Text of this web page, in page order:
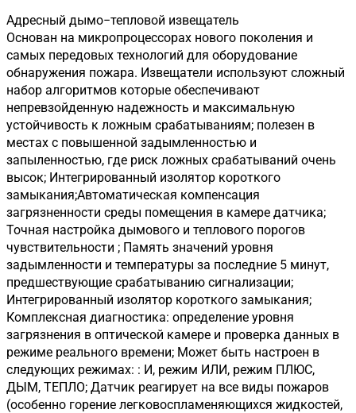
Адресный дымо−тепловой извещатель
Основан на микропроцессорах нового поколения и
самых передовых технологий для оборудование
обнаружения пожара. Извещатели используют сложный
набор алгоритмов которые обеспечивают
непревзойденную надежность и максимальную
устойчивость к ложным срабатываниям; полезен в
местах с повышенной задымленностью и
запыленностью, где риск ложных срабатываний очень
высок; Интегрированный изолятор короткого
замыкания;Автоматическая компенсация
загрязненности среды помещения в камере датчика;
Точная настройка дымового и теплового порогов
чувствительности ; Память значений уровня
задымленности и температуры за последние 5 минут,
предшествующие срабатыванию сигнализации;
Интегрированный изолятор короткого замыкания;
Комплексная диагностика: определение уровня
загрязнения в оптической камере и проверка данных в
режиме реального времени; Может быть настроен в
следующих режимах: : И, режим ИЛИ, режим ПЛЮС,
ДЫМ, ТЕПЛО; Датчик реагирует на все виды пожаров
(особенно горение легковоспламеняющихся жидкостей,